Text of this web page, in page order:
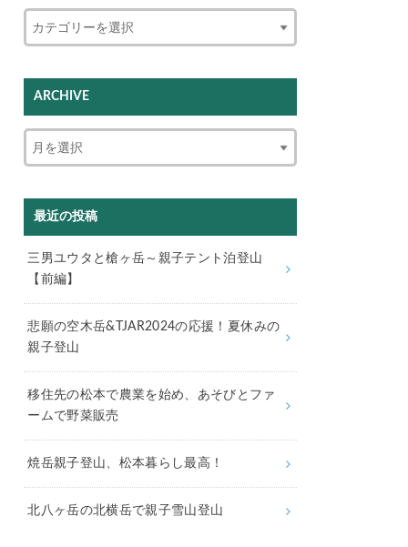
ARCHIVE
最近の投稿
三男ユウタと槍ヶ岳～親子テント泊登山
【前編】
悲願の空木岳&TJAR2024の応援！夏休みの
親子登山
移住先の松本で農業を始め、あそびとファ
ームで野菜販売
焼岳親子登山、松本暮らし最高！
北八ヶ岳の北横岳で親子雪山登山